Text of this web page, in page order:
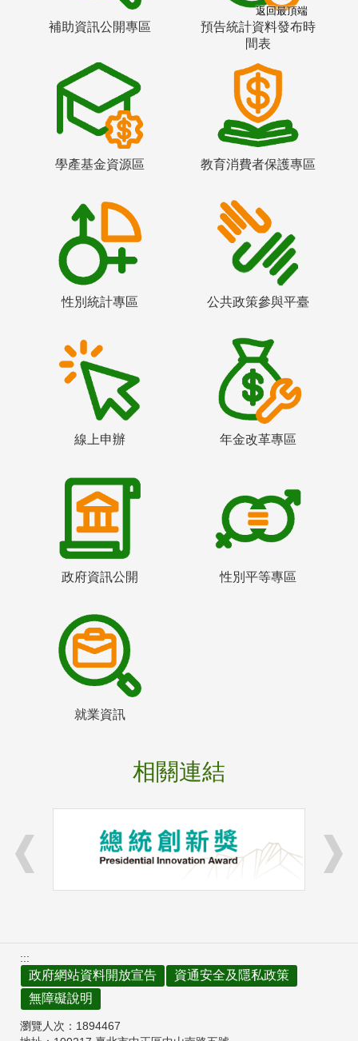
補助資訊公開專區
預告統計資料發布時
間表
學產基金資源區 教育消費者保護專區
性別統計專區 公共政策參與平臺
線上申辦 年金改革專區
政府資訊公開 性別平等專區
就業資訊
相關連結
返回最頂端
:::
政府網站資料開放宣告
資通安全及隱私政策
無障礙說明
瀏覽人次： 1894467